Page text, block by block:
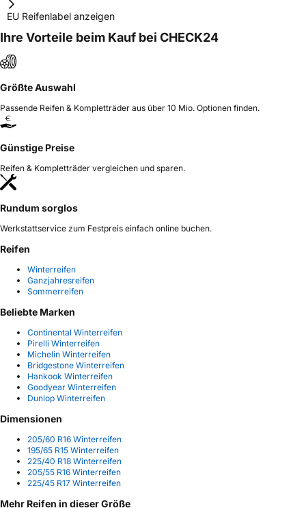
EU Reifenlabel anzeigen
Ihre Vorteile beim Kauf bei CHECK24
Größte Auswahl
Passende Reifen & Kompletträder aus über 10 Mio. Optionen finden.
Günstige Preise
Reifen & Kompletträder vergleichen und sparen.
Rundum sorglos
Werkstattservice zum Festpreis einfach online buchen.
Reifen
Winterreifen
Ganzjahresreifen
Sommerreifen
Beliebte Marken
Continental Winterreifen
Pirelli Winterreifen
Michelin Winterreifen
Bridgestone Winterreifen
Hankook Winterreifen
Goodyear Winterreifen
Dunlop Winterreifen
Dimensionen
205/60 R16 Winterreifen
195/65 R15 Winterreifen
225/40 R18 Winterreifen
205/55 R16 Winterreifen
225/45 R17 Winterreifen
Mehr Reifen in dieser Größe